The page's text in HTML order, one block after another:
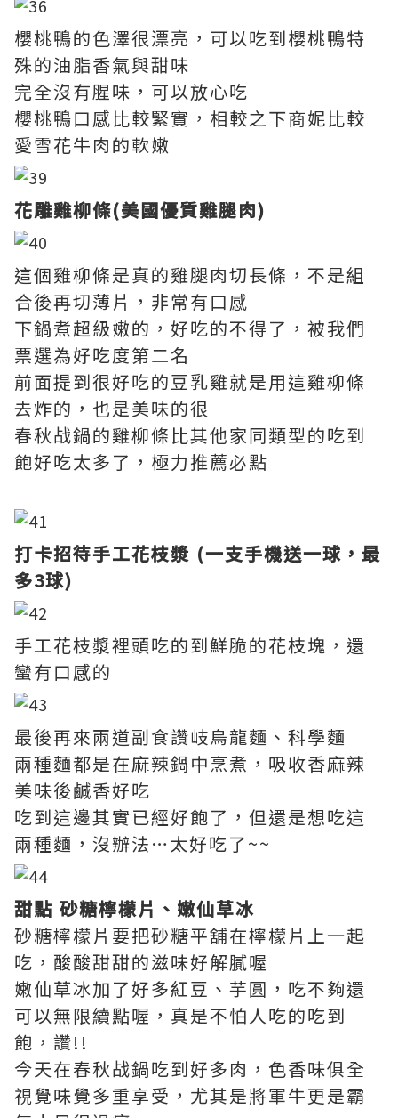
櫻桃鴨的色澤很漂亮，可以吃到櫻桃鴨特
殊的油脂香氣與甜味
完全沒有腥味，可以放心吃
櫻桃鴨口感比較緊實，相較之下商妮比較
愛雪花牛肉的軟嫩
花雕雞柳條(美國優質雞腿肉)
這個雞柳條是真的雞腿肉切長條，不是組
合後再切薄片，非常有口感
下鍋煮超級嫩的，好吃的不得了，被我們
票選為好吃度第二名
前面提到很好吃的豆乳雞就是用這雞柳條
去炸的，也是美味的很
春秋战鍋的雞柳條比其他家同類型的吃到
飽好吃太多了，極力推薦必點
打卡招待手工花枝漿 (一支手機送一球，最
多3球)
手工花枝漿裡頭吃的到鮮脆的花枝塊，還
蠻有口感的
最後再來兩道副食讚岐烏龍麵、科學麵
兩種麵都是在麻辣鍋中烹煮，吸收香麻辣
美味後鹹香好吃
吃到這邊其實已經好飽了，但還是想吃這
兩種麵，沒辦法…太好吃了~~
甜點 砂糖檸檬片、嫩仙草冰
砂糖檸檬片要把砂糖平舖在檸檬片上一起
吃，酸酸甜甜的滋味好解膩喔
嫩仙草冰加了好多紅豆、芋圓，吃不夠還
可以無限續點喔，真是不怕人吃的吃到
飽，讚!!
今天在春秋战鍋吃到好多肉，色香味俱全
視覺味覺多重享受，尤其是將軍牛更是霸